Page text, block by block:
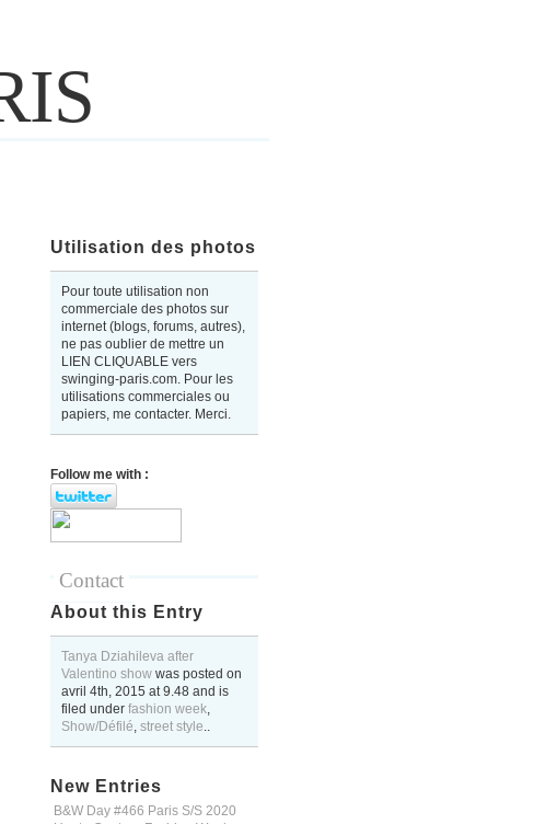
Utilisation des photos
Pour toute utilisation non
commerciale des photos sur
internet (blogs, forums, autres),
ne pas oublier de mettre un
LIEN CLIQUABLE vers
swinging-paris.com. Pour les
utilisations commerciales ou
papiers, me contacter. Merci.
Follow me with :
Contact
About this Entry
Tanya Dziahileva after
Valentino show was posted on
avril 4th, 2015 at9.48 and is
filed under fashion week,
Show/Défilé, street style..
New Entries
B&W Day #466 Paris S/S 2020